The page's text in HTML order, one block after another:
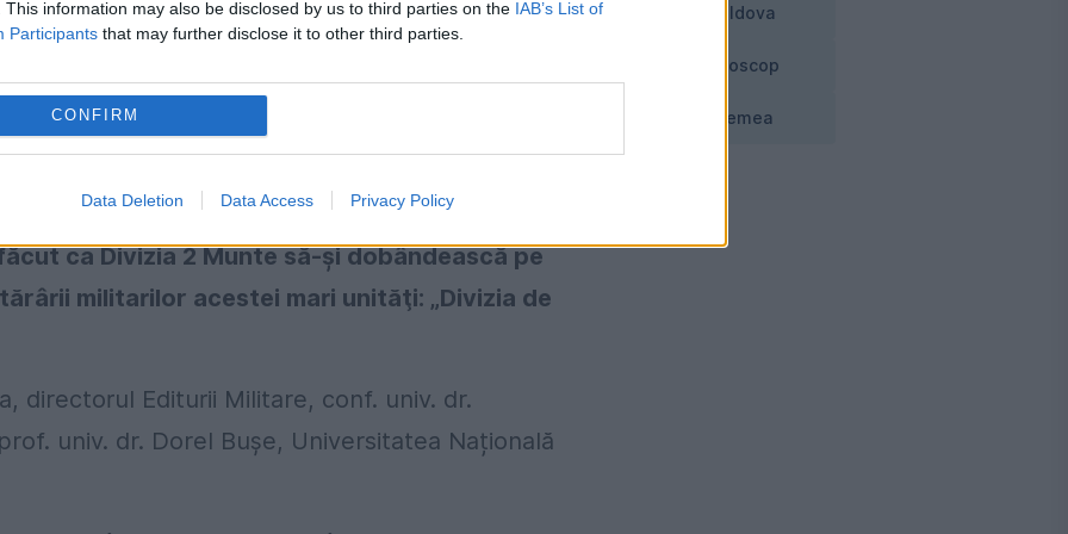
This information may also be disclosed by us to third parties on the IAB’s List of
Participants that may further disclose it to other third parties.
CONFIRM
Data Deletion Data Access Privacy Policy
a fost Divizia 2 Munte”, a transmis
luptătorilor generalului Dumitrache în
condusă de generalul Ioan Dumitrache, a fost
eroice a ostașilor. „Curajul luptătorilor
ca Divizia 2 Munte să-şi dobândească pe
militarilor acestei mari unităţi: „Divizia de
directorul Editurii Militare, conf. univ. dr.
univ. dr. Dorel Bușe, Universitatea Națională
Moldova
Horoscop
Vremea